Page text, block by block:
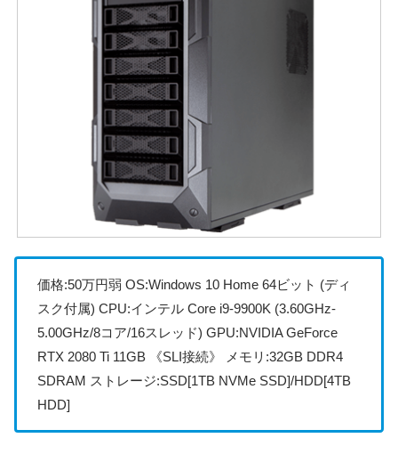
価格:50万円弱 OS:Windows 10 Home 64ビット (ディ
スク付属) CPU:インテル Core i9-9900K (3.60GHz-
5.00GHz/8コア/16スレッド) GPU:NVIDIA GeForce
RTX 2080 Ti 11GB 《SLI接続》 メモリ:32GB DDR4
SDRAM ストレージ:SSD[1TB NVMe SSD]/HDD[4TB
HDD]